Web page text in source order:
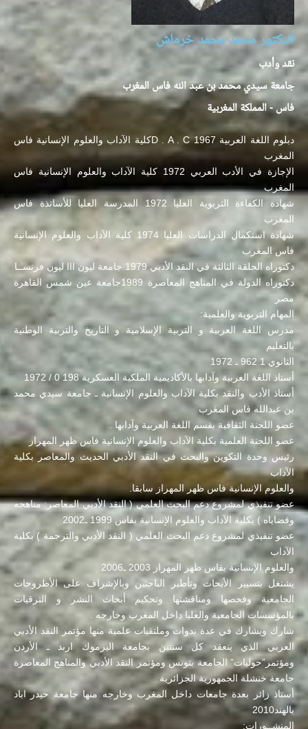
الدكتور محمد محمد خرماش
نقد وأدب
جامعة سيدي محمد بن عبد الله فاس المغرب
فاس - المملكة المغربية
دبلوم اللغة العربية D . A . C 1967كلية الآداب والعلوم الإنسانية فاس
المغرب
الإجازة في الأدب العربي 1972 كلية الآداب والعلوم الإنسانية فاس
المغرب
شهادة الكفاءة التربوية العليا 1972 المدرسة العليا للأساتذة فاس
المغرب
شهادة استكمال الدراسات العليا 1974 كلية الآداب والعلوم الإنسانية
فاس المغرب
دكتوراه الحلقة الثالثة في النقد الأدبي 1979 جامعة ليون ااا ليون فرنســا
دكتوراه الدولة في المناهج المعاصرة 1989جامعة عين شمس القاهرة
مصر
المهام التربوية والعلمية:
مدرس اللغة العربية و التربية الإسلامية و التاريخ والتربية الوطنية
بالتعليم
الثانوي 1 962 ـ 1972
أستاذ اللغة العربية وآدابها بالأكاديمية الملكية العسكرية 198 0 / 1972
أستاذ الأدب والنقد بكلية الآداب والعلوم الإنسانية ـ جامعة سيدي محمد
بن عبدالله فاس المغرب
عضو اللجنة الثقافية بقسم اللغة العربية وآدابها .
عضو اللجنة العلمية بكلية الآداب والعلوم الإنسانية فاس ظهر المهراز
رئيس وحدة التكوين والبحث في النقد الأدبي الحديث والمعاصر بكلية
الآداب
والعلوم الإنسانية فاس ظهر المهراز سابقا.
عضو تنفيذي لمشروع دعم البحث العلمي ( النقد الأدبي المعاصر: مناهجه
وقضاياه ) بكلية الآداب والعلوم الإنسانية بفاس 1999 ـ2002
عضو تنفيذي لمشروع دعم البحث العلمي ( النقد الأدبي والترجمة ) بكلية
الآداب
والعلوم الإنسانية بفاس ظهر المهراز 2003 ـ2006
يشتغل بتسيير الأبحاث وتأطير الباحثين وبالإشراف على الأطروحات
الجامعية وفحصها ومناقشتها وتحكيم أبحاث النشر و الترقيات
بالمؤسسات الجامعية والعليا داخل المغرب وخارجه .
شارك ويشارك في عدة ندوات وملتقيات علمية منها مؤتمر النقد الأدبي
العربي الذي ينعقد كل سنتين بجامعة اليرموك اربد ـ الأردن
ومؤتمر”حوليات” الجامعة بتونس ومؤتمر النقد الأدبي والمناهج المعاصرة
جامعة خنشلة الجمهورية الجزائرية
أستاذ زائر بعدة جامعات داخل المغرب وخارجه منها جامعة حيدر اباد
بالهند2010
المنشــورات: